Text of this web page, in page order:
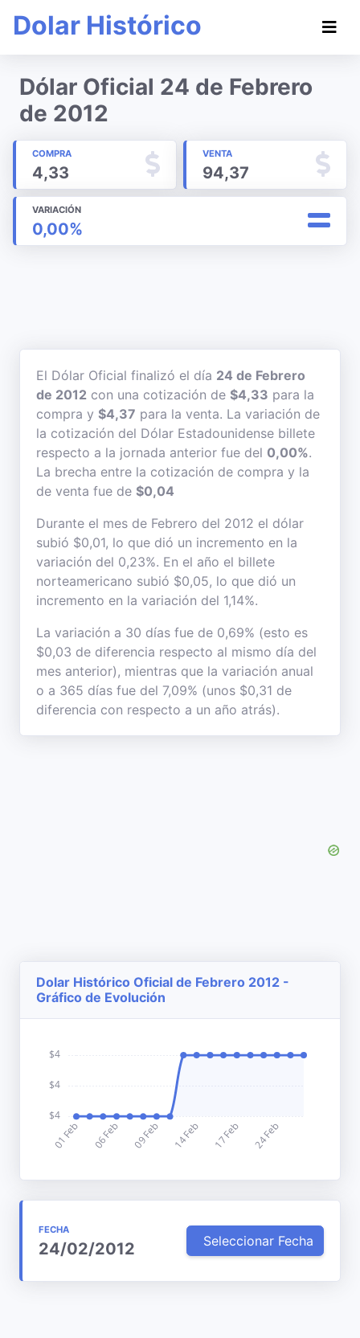
Dolar Histórico
Dólar Oficial 24 de Febrero
de 2012
COMPRA
4,33
VENTA
94,37
VARIACIÓN
0,00%
El Dólar Oficial finalizó el día 24 de Febrero
de 2012 con una cotización de $4,33 para la
compra y $4,37 para la venta. La variación de
la cotización del Dólar Estadounidense billete
respecto a la jornada anterior fue del 0,00%.
La brecha entre la cotización de compra y la
de venta fue de $0,04
Durante el mes de Febrero del 2012 el dólar
subió $0,01, lo que dió un incremento en la
variación del 0,23%. En el año el billete
norteamericano subió $0,05, lo que dió un
incremento en la variación del 1,14%.
La variación a 30 días fue de 0,69% (esto es
$0,03 de diferencia respecto al mismo día del
mes anterior), mientras que la variación anual
o a 365 días fue del 7,09% (unos $0,31 de
diferencia con respecto a un año atrás).
Dolar Histórico Oficial de Febrero 2012 -
Gráfico de Evolución
FECHA
24/02/2012 Seleccionar Fecha